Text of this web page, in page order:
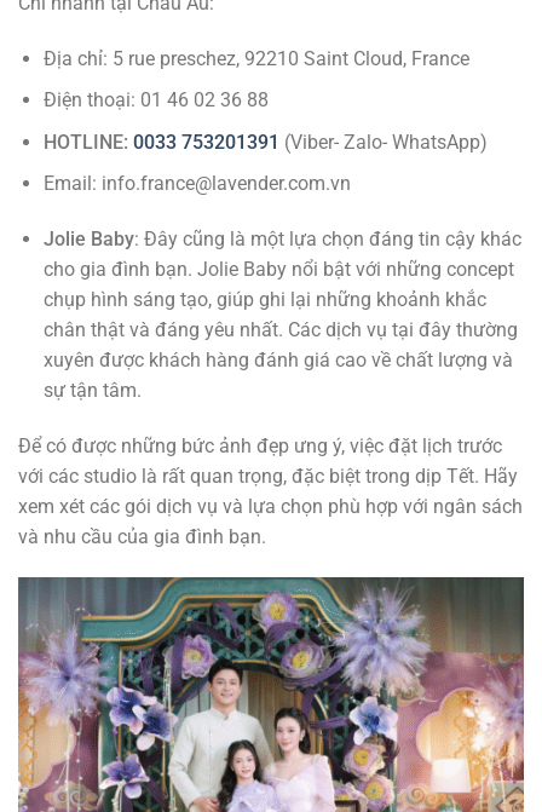
Địa chỉ: 5 rue preschez, 92210 Saint Cloud, France
Điện thoại: 01 46 02 36 88
HOTLINE: 0033 753201391 (Viber- Zalo- WhatsApp)
Email: info.france@lavender.com.vn
Jolie Baby: Đây cũng là một lựa chọn đáng tin cậy khác
cho gia đình bạn. Jolie Baby nổi bật với những concept
chụp hình sáng tạo, giúp ghi lại những khoảnh khắc
chân thật và đáng yêu nhất. Các dịch vụ tại đây thường
xuyên được khách hàng đánh giá cao về chất lượng và
sự tận tâm.
Để có được những bức ảnh đẹp ưng ý, việc đặt lịch trước
với các studio là rất quan trọng, đặc biệt trong dịp Tết. Hãy
xem xét các gói dịch vụ và lựa chọn phù hợp với ngân sách
và nhu cầu của gia đình bạn.